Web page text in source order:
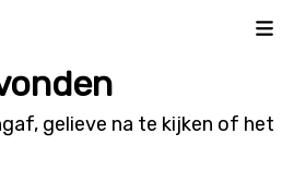
gelieve na te kijken of het